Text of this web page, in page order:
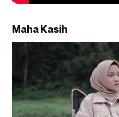
Maha Kasih